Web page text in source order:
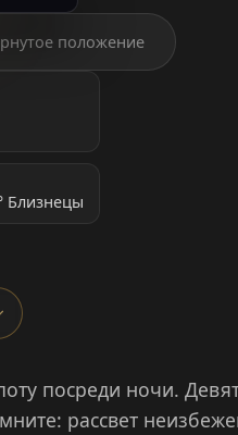
положение
Близнецы
посреди ночи.
рассвет